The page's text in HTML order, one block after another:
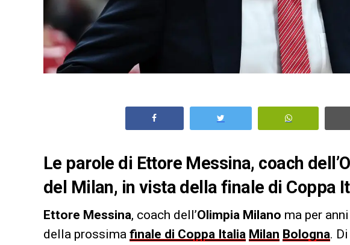
Le parole di Ettore Messina, coach
del Milan, in vista della finale di Coppa
Ettore Messina, coach dell’Olimpia Milano ma per
della prossima finale di Coppa Italia Milan Bologna.